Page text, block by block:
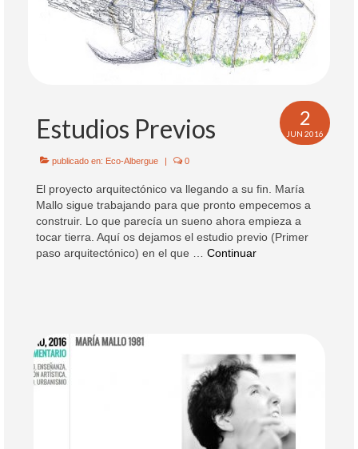
2
JUN 2016
Estudios Previos
publicado en: Eco-Albergue | 0
El proyecto arquitectónico va llegando a su fin. María
Mallo sigue trabajando para que pronto empecemos a
construir. Lo que parecía un sueno ahora empieza a
tocar tierra. Aquí os dejamos el estudio previo (Primer
paso arquitectónico) en el que … Continuar